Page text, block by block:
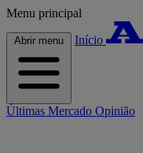
Menu principal
Abrir menu Início
Últimas Mercado Opinião